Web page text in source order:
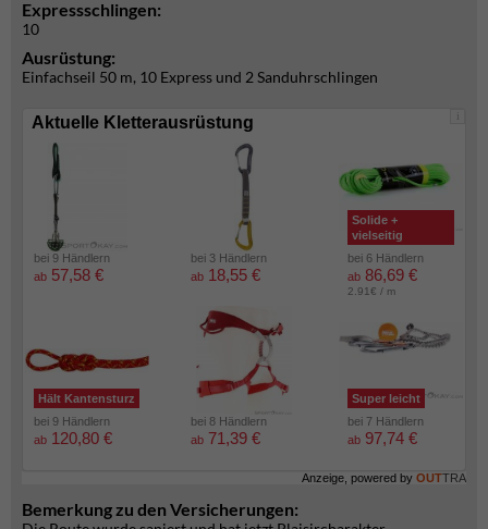
Expressschlingen:
10
Ausrüstung:
Einfachseil 50 m, 10 Express und 2 Sanduhrschlingen
i
Aktuelle Kletterausrüstung
bei 9 Händlern
ab 57,58 €
bei 3 Händlern
ab 18,55 €
Solide +
vielseitig
bei 6 Händlern
ab 86,69 €
2.91€ / m
Hält Kantensturz
bei 9 Händlern
ab 120,80 €
bei 8 Händlern
ab 71,39 €
Super leicht
bei 7 Händlern
ab 97,74 €
Anzeige, powered by OUTTRA
Bemerkung zu den Versicherungen: